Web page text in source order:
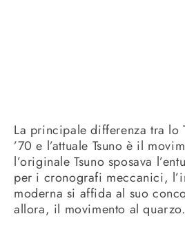
La principale differenza tra lo
’70 e l’attuale Tsuno è il
l’originale Tsuno sposava
per i cronografi meccanici,
moderna si affida al suo
allora, il movimento al quarzo.